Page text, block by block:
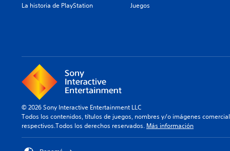
La historia de PlayStation
Juegos
© 2026 Sony Interactive Entertainment LLC
Todos los contenidos, títulos de juegos, nombres y/o imágenes
respectivos.Todos los derechos reservados. Más información